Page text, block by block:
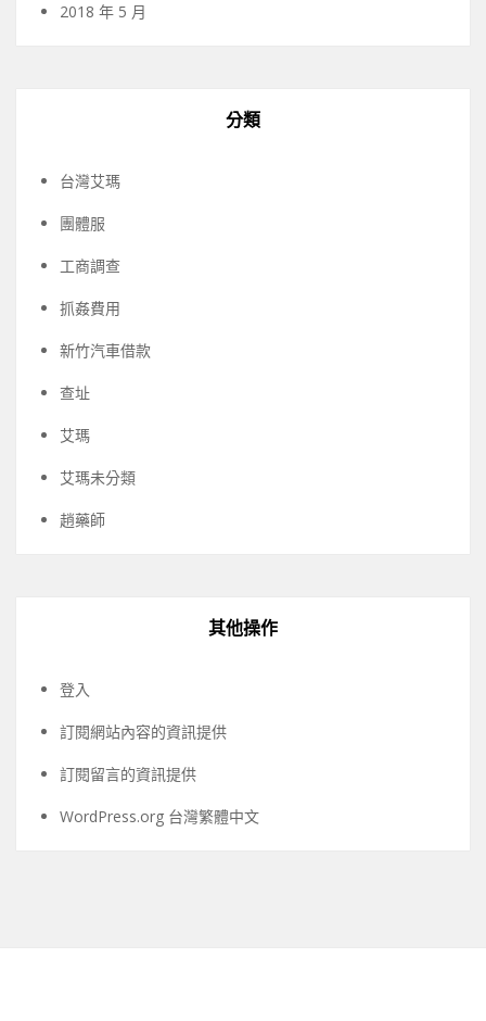
2018 年 5 月
分類
台灣艾瑪
團體服
工商調查
抓姦費用
新竹汽車借款
查址
艾瑪
艾瑪未分類
趙藥師
其他操作
登入
訂閱網站內容的資訊提供
訂閱留言的資訊提供
WordPress.org 台灣繁體中文